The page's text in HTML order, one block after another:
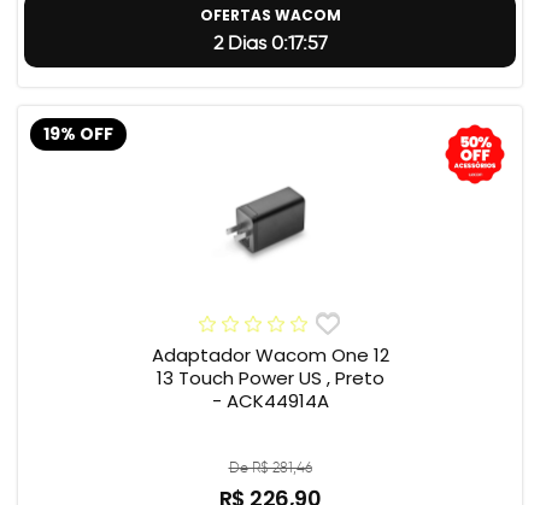
OFERTAS WACOM
2 Dias 0:17:56
19% OFF
Adaptador Wacom One 12
13 Touch Power US , Preto
- ACK44914A
De R$ 281,46
R$ 226,90